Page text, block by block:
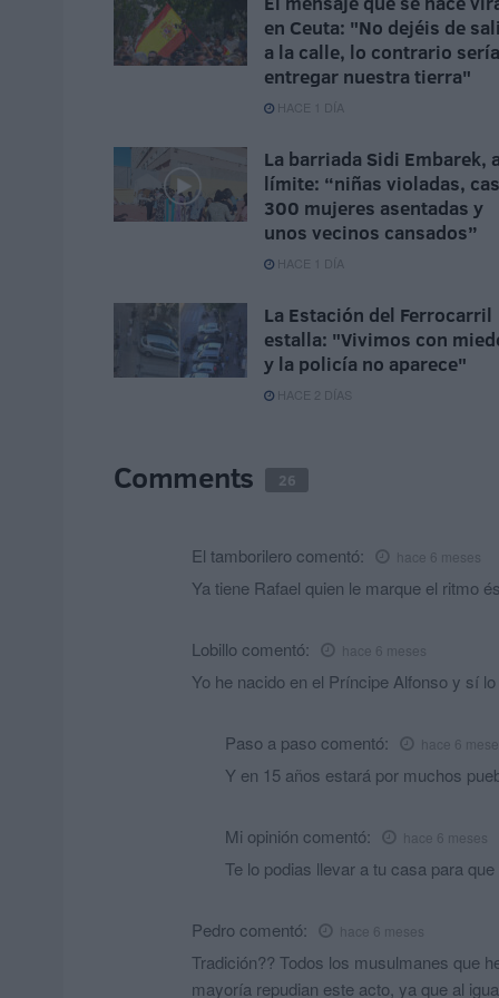
en Ceuta: "No dejéis de
a la calle, lo contrario sería
entregar nuestra tierra"
HACE 1 DÍA
La barriada Sidi Embarek,
límite: “niñas violadas,
300 mujeres asentadas y
unos vecinos cansados”
HACE 1 DÍA
La Estación del Ferrocarril
estalla: "Vivimos con
y la policía no aparece"
HACE 2 DÍAS
Comments 26
El tamborilero comentó: hace 6 meses
Ya tiene Rafael quien le marque el ritmo
Lobillo comentó: hace 6 meses
Yo he nacido en el Príncipe Alfonso y sí
Paso a paso comentó: hace 6 meses
Y en 15 años estará por muchos
Mi opinión comentó: hace 6 meses
Te lo podias llevar a tu casa para
Pedro comentó: hace 6 meses
Tradición?? Todos los musulmanes que
mayoría repudian este acto, ya que al